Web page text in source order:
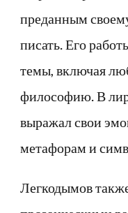
преданным
писать. Его
темы, включая
философию. В
выражал свои
метафорам и
Легкодымов